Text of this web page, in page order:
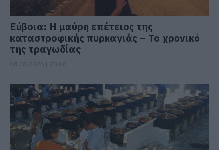
Εύβοια: Η μαύρη επέτειος της
καταστροφικής πυρκαγιάς – Το χρονικό
της τραγωδίας